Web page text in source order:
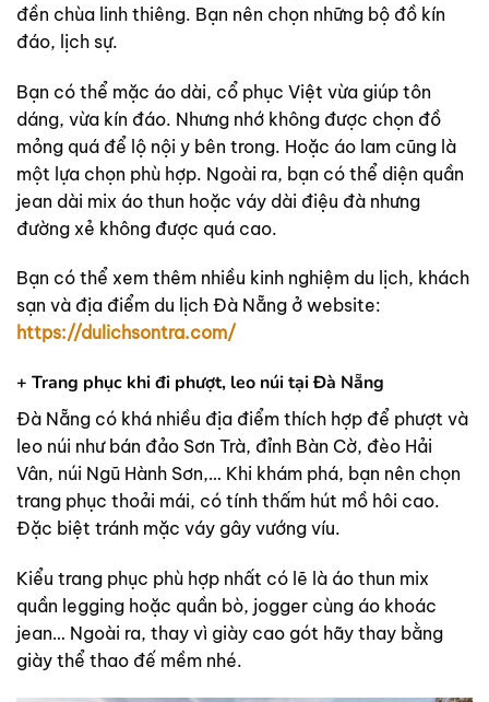
đền chùa linh thiêng. Bạn nên chọn những bộ đồ kín
đáo, lịch sự.
Bạn có thể mặc áo dài, cổ phục Việt vừa giúp tôn
dáng, vừa kín đáo. Nhưng nhớ không được chọn đồ
mỏng quá để lộ nội y bên trong. Hoặc áo lam cũng là
một lựa chọn phù hợp. Ngoài ra, bạn có thể diện quần
jean dài mix áo thun hoặc váy dài điệu đà nhưng
đường xẻ không được quá cao.
Bạn có thể xem thêm nhiều kinh nghiệm du lịch, khách
sạn và địa điểm du lịch Đà Nẵng ở website:
https://dulichsontra.com/
+ Trang phục khi đi phượt, leo núi tại Đà Nẵng
Đà Nẵng có khá nhiều địa điểm thích hợp để phượt và
leo núi như bán đảo Sơn Trà, đỉnh Bàn Cờ, đèo Hải
Vân, núi Ngũ Hành Sơn,… Khi khám phá, bạn nên chọn
trang phục thoải mái, có tính thấm hút mồ hôi cao.
Đặc biệt tránh mặc váy gây vướng víu.
Kiểu trang phục phù hợp nhất có lẽ là áo thun mix
quần legging hoặc quần bò, jogger cùng áo khoác
jean… Ngoài ra, thay vì giày cao gót hãy thay bằng
giày thể thao đế mềm nhé.